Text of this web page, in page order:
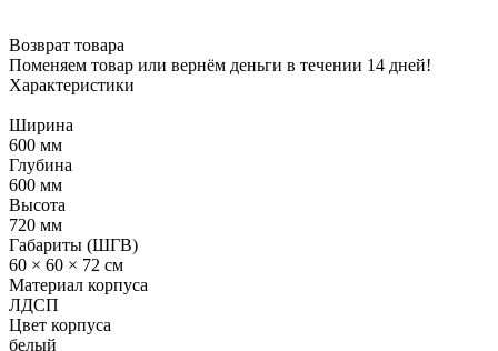
Возврат товара
Поменяем товар или вернём деньги в течении 14 дней!
Характеристики
Ширина
600 мм
Глубина
600 мм
Высота
720 мм
Габариты (ШГВ)
60 × 60 × 72 см
Материал корпуса
ЛДСП
Цвет корпуса
белый